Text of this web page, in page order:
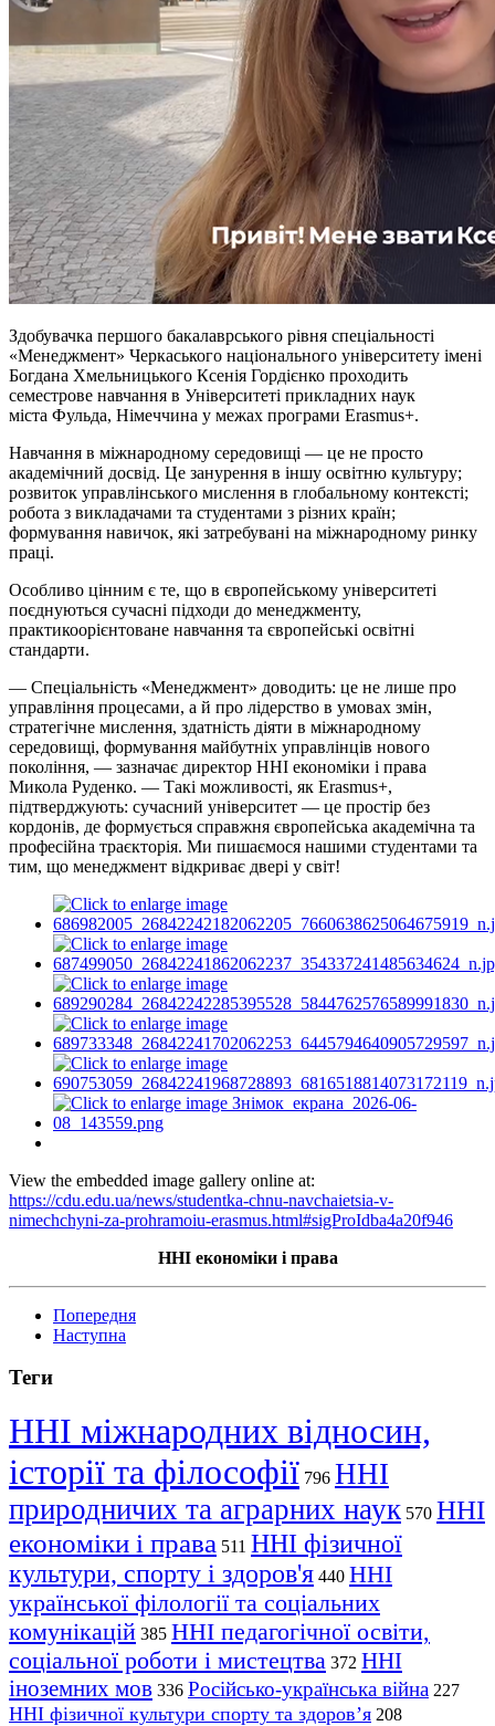
Здобувачка першого бакалаврського рівня спеціальності
«Менеджмент» Черкаського національного університету імені
Богдана Хмельницького Ксенія Гордієнко проходить
семестрове навчання в Університеті прикладних наук
міста Фульда, Німеччина у межах програми Erasmus+.
Навчання в міжнародному середовищі — це не просто
академічний досвід. Це занурення в іншу освітню культуру;
розвиток управлінського мислення в глобальному контексті;
робота з викладачами та студентами з різних країн;
формування навичок, які затребувані на міжнародному ринку
праці.
Особливо цінним є те, що в європейському університеті
поєднуються сучасні підходи до менеджменту,
практикоорієнтоване навчання та європейські освітні
стандарти.
— Спеціальність «Менеджмент» доводить: це не лише про
управління процесами, а й про лідерство в умовах змін,
стратегічне мислення, здатність діяти в міжнародному
середовищі, формування майбутніх управлінців нового
покоління, — зазначає директор ННІ економіки і права
Микола Руденко. — Такі можливості, як Erasmus+,
підтверджують: сучасний університет — це простір без
кордонів, де формується справжня європейська академічна та
професійна траєкторія. Ми пишаємося нашими студентами та
тим, що менеджмент відкриває двері у світ!
View the embedded image gallery online at:
https://cdu.edu.ua/news/studentka-chnu-navchaietsia-v-
nimechchyni-za-prohramoiu-erasmus.html#sigProIdba4a20f946
ННІ економіки і права
Попередня
Наступна
Теги
ННІ міжнародних відносин,
історії та філософії 796 ННІ
природничих та аграрних наук 570 ННІ
економіки і права 511 ННІ фізичної
культури, спорту і здоров'я 440 ННІ
української філології та соціальних
комунікацій 385 ННІ педагогічної освіти,
соціальної роботи і мистецтва 372 ННІ
іноземних мов 336 Російсько-українська війна 227
ННІ фізичної культури спорту та здоров’я 208